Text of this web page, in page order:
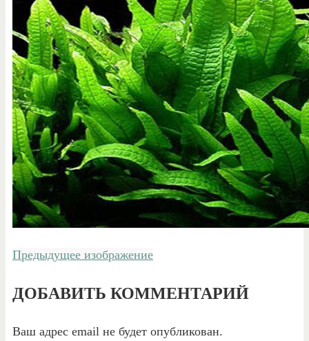
Предыдущее изображение
ДОБАВИТЬ КОММЕНТАРИЙ
Ваш адрес email не будет опубликован.